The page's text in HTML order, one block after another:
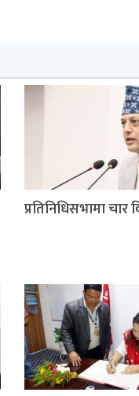
प्रतिनिधिसभामा चार